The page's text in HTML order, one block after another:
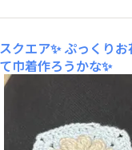
クエア✨ ぷっくり
巾着作ろうかな✨